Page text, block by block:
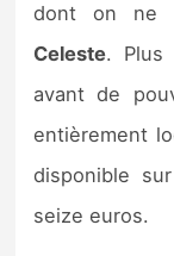
dont on ne
Celeste. Plus
avant de
entièrement
disponible sur
seize euros.